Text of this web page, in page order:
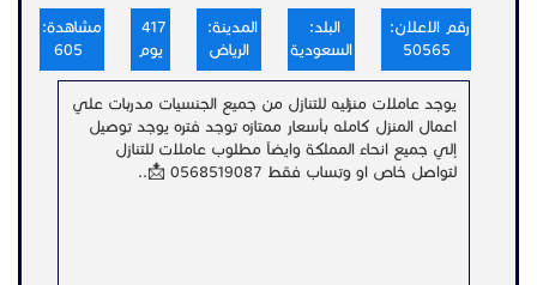
رقم الاعلان:
50565
البلد:
السعودية
المدينة:
الرياض
يوم
مشاهدة:
يوجد عاملات منزليه للتنازل من جميع الجنسيات مدربات علي
اعمال المنزل كامله بأسعار ممتازه توجد فتره يوجد توصيل
إلي جميع انحاء المملكة وايضآ مطلوب عاملات للتنازل
لتواصل خاص او وتساب فقط 0568519087 📩..